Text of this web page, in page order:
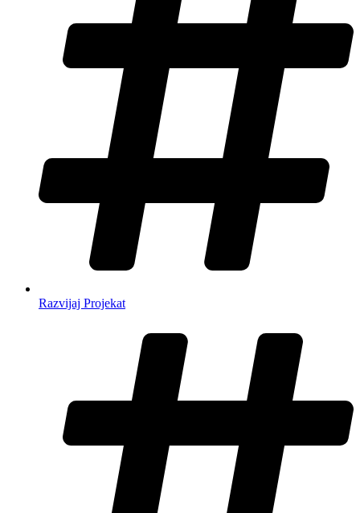
Razvijaj Projekat